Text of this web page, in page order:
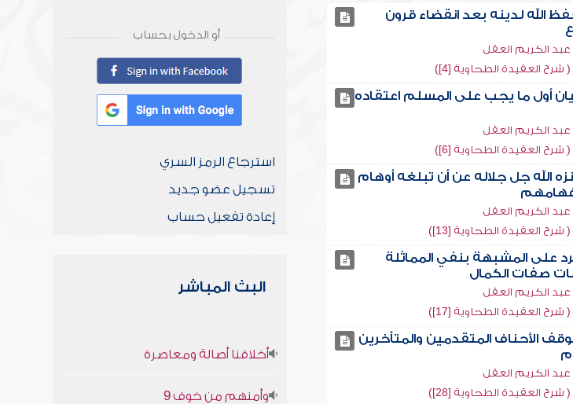
الله لدينه بعد انقضاء قرون
عبد الكريم العقل
العقيدة الطحاوية [4])
أول ما يجب على المسلم اعتقاده
عبد الكريم العقل
العقيدة الطحاوية [6])
الله جل جلاله عن أن تبلغه أوهام
عبد الكريم العقل
العقيدة الطحاوية [13])
على المشبهة بنفي المماثلة
صفات الكمال
عبد الكريم العقل
العقيدة الطحاوية [17])
الأحناف المتقدمين والمتأخرين
عبد الكريم العقل
العقيدة الطحاوية [28])
أو الدخول بحساب
استرجاع الرمز السري
تسجيل عضو جديد
إعادة تفعيل حساب
البث المباشر
أخلاقنا أصالة ومعاصرة
وأمنهم من خوف 9